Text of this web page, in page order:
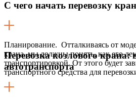
С чего начать перевозку
Планирование. Отталкиваясь от
крана, мы должны понять, как его
транспортировкой. От этого будет
транспортного средства для
Перевозка козлового крана:
автотранспорта